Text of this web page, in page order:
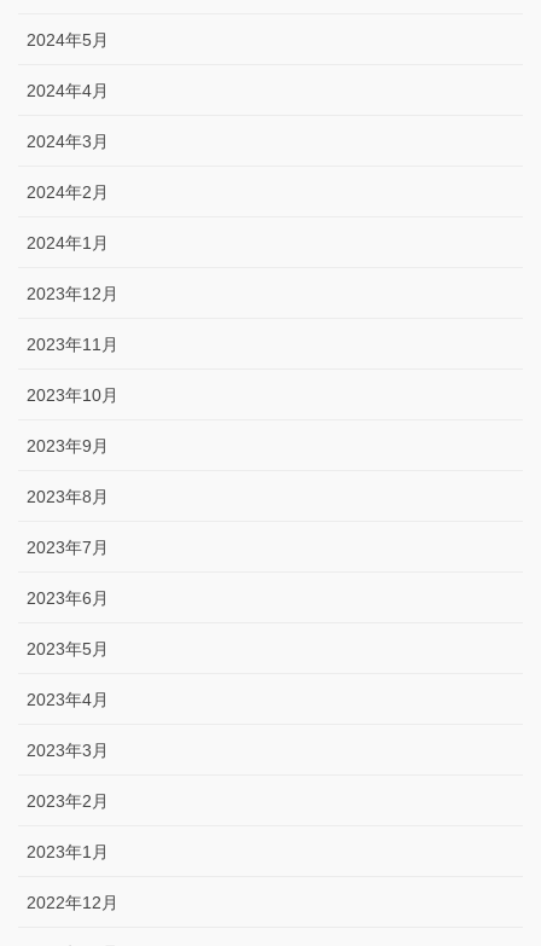
2024年5月
2024年4月
2024年3月
2024年2月
2024年1月
2023年12月
2023年11月
2023年10月
2023年9月
2023年8月
2023年7月
2023年6月
2023年5月
2023年4月
2023年3月
2023年2月
2023年1月
2022年12月